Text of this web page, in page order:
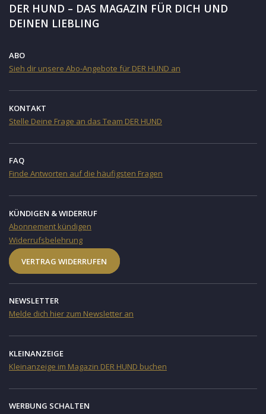
DER HUND – DAS MAGAZIN FÜR DICH UND
DEINEN LIEBLING
ABO
Sieh dir unsere Abo-Angebote für DER HUND an
KONTAKT
Stelle Deine Frage an das Team DER HUND
FAQ
Finde Antworten auf die häufigsten Fragen
KÜNDIGEN & WIDERRUF
Abonnement kündigen
Widerrufsbelehrung
VERTRAG WIDERRUFEN
NEWSLETTER
Melde dich hier zum Newsletter an
KLEINANZEIGE
Kleinanzeige im Magazin DER HUND buchen
WERBUNG SCHALTEN